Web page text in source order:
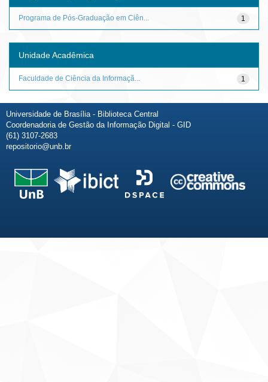
1
Programa de Pós-Graduação em Ciên...
Unidade Acadêmica
1
Faculdade de Ciência da Informaçã...
Universidade de Brasília - Biblioteca Central
Coordenadoria de Gestão da Informação Digital - GID
(61) 3107-2683
repositorio@unb.br